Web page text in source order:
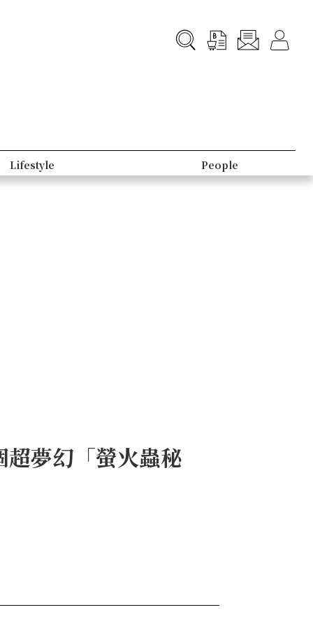
Lifestyle People
夢幻「螢火蟲秘